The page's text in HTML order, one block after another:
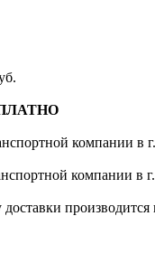
компании в
компании в
производится